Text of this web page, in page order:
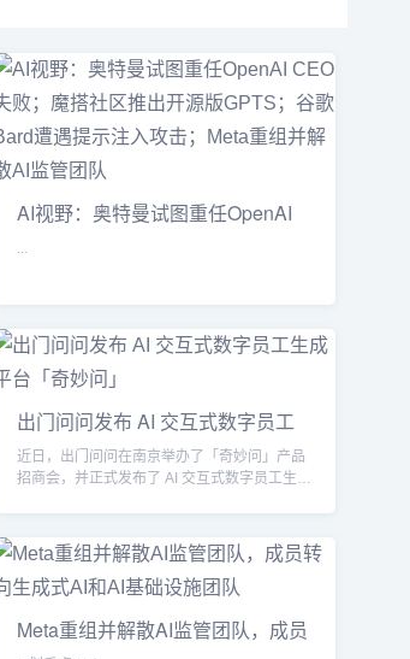
AI视野：奥特曼试图重任OpenAI
...
出门问问发布 AI 交互式数字员工
生
近日，出门问问在南京举办了「奇妙问」产品
招商会，并正式发布了 AI 交互式数字员工生成
Meta重组并解散AI监管团队，成员